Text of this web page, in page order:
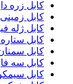
کابل زره
کابل زمینی
کابل ژله
کابل ستاره
کابل
کابل سه
کابل